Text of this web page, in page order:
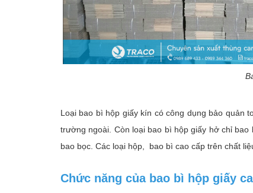
Loại bao bì hộp giấykín có công dụng bảo quản
trường ngoài. Còn loại bao bì hộp giấy hở chỉ
bao bọc. Các loại hộp, bao bì cao cấp trên chất
Chức năng của bao bì hộp giấy